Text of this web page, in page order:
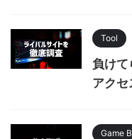
Tool
負けて
アク
Game